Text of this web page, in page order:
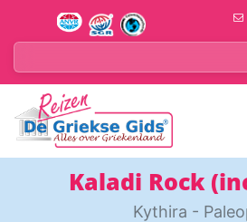
Kaladi Rock
Kythira -